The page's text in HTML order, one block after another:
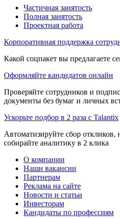
Частичная занятость
Полная занятость
Проектная работа
Корпоративная поддержка
Какой соцпакет вы предлагаете
Оформляйте кандидатов онлайн
Проверяйте сотрудников и
документы без бумаг и личных
Ускорьте подбор в 2 раза с Talantix
Автоматизируйте сбор откликов,
собирайте аналитику в 2 клика
О компании
Наши вакансии
Партнерам
Реклама на сайте
Новости и статьи
Инвесторам
Кандидаты по профессиям